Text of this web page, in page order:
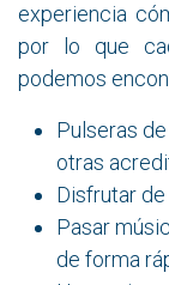
experiencia
por lo que
podemos
Pulseras
otras
Disfrutar
Pasar
de forma